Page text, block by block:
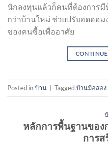
นักลงทุนแล้วก็คนที่ต้องการมี
กว่าบ้านใหม่ ช่วยปรับอดออ
ของคนซื้อเพื่ออาศัย
Posted inบ้าน | Taggedบ้านมือสอง
หลักการพื้นฐานของ
การส